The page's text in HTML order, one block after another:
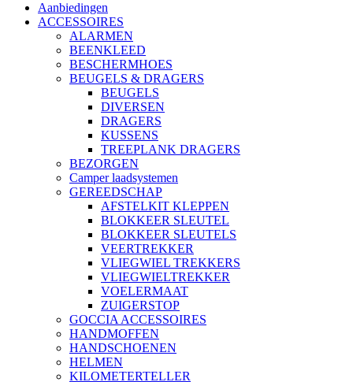
Aanbiedingen
ACCESSOIRES
ALARMEN
BEENKLEED
BESCHERMHOES
BEUGELS & DRAGERS
BEUGELS
DIVERSEN
DRAGERS
KUSSENS
TREEPLANK DRAGERS
BEZORGEN
Camper laadsystemen
GEREEDSCHAP
AFSTELKIT KLEPPEN
BLOKKEER SLEUTEL
BLOKKEER SLEUTELS
VEERTREKKER
VLIEGWIEL TREKKERS
VLIEGWIELTREKKER
VOELERMAAT
ZUIGERSTOP
GOCCIA ACCESSOIRES
HANDMOFFEN
HANDSCHOENEN
HELMEN
KILOMETERTELLER